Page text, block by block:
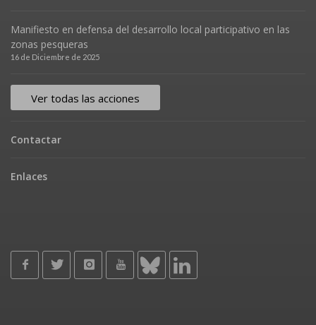
Manifiesto en defensa del desarrollo local participativo en las
zonas pesqueras
16 de Diciembre de 2025
Ver todas las acciones
Contactar
Enlaces